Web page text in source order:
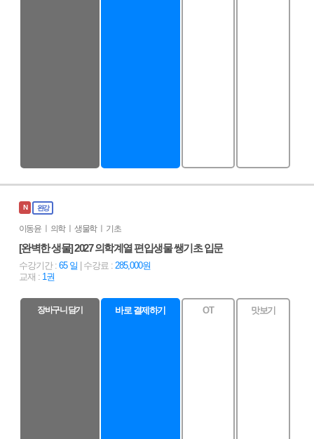
N 완강
이동윤 ㅣ 의학 ㅣ 생물학 ㅣ 기초
[완벽한 생물] 2027 의학계열 편입생물 쌩기초 입문
수강기간 : 65 일 | 수강료 : 285,000원
교재 : 1권
장바구니 담기 바로 결제하기 OT 맛보기